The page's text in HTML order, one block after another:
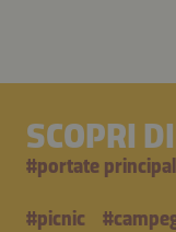
SCOPRI
#portate
#picnic #